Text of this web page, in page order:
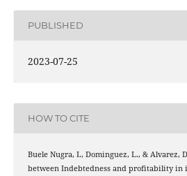
PUBLISHED
2023-07-25
HOW TO CITE
Buele Nugra, I., Dominguez, L., & Alvarez,
between Indebtedness and profitability